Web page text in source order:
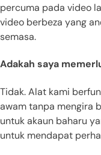
percuma pada video
video berbeza yang
semasa.
Adakah saya
Tidak. Alat kami
awam tanpa mengira
untuk akaun baharu
untuk mendapat